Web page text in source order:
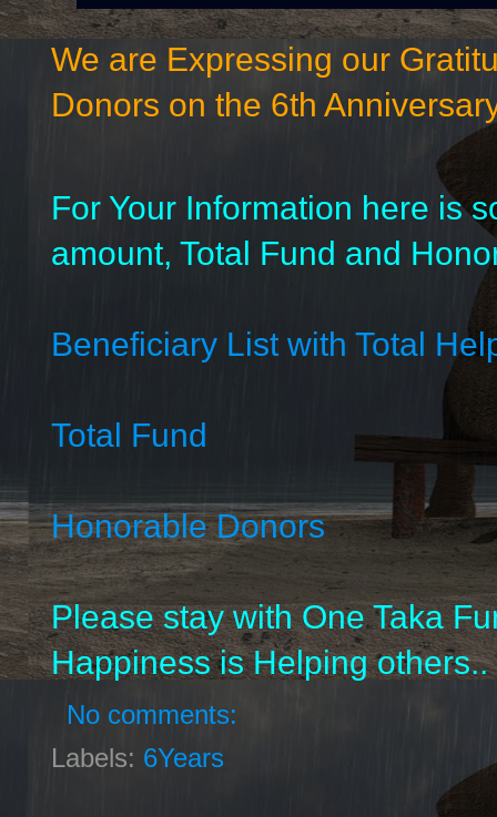
We are Expressing our
Donors on the 6th
For Your Information here is
amount, Total Fund and
Beneficiary List with Total
Total Fund
Honorable Donors
Please stay with One Taka
Happiness is Helping others..
No comments:
Labels: 6Years